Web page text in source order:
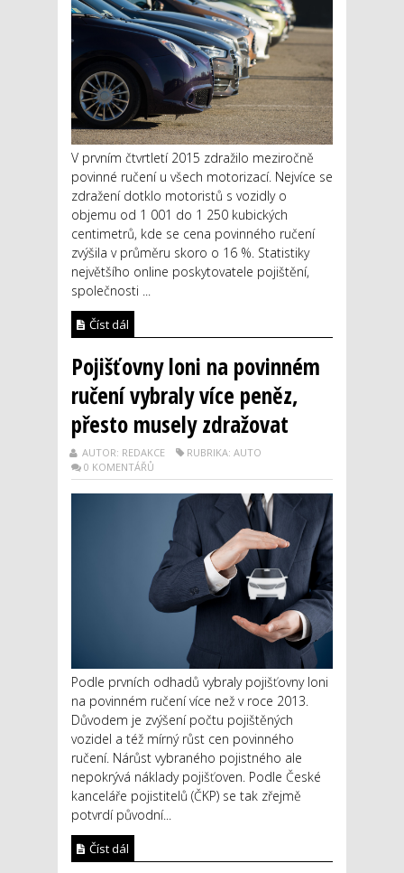
V prvním čtvrtletí 2015 zdražilo meziročně
povinné ručení u všech motorizací. Nejvíce se
zdražení dotklo motoristů s vozidly o
objemu od 1 001 do 1 250 kubických
centimetrů, kde se cena povinného ručení
zvýšila v průměru skoro o 16 %. Statistiky
největšího online poskytovatele pojištění,
společnosti ...
Číst dál
Pojišťovny loni na povinném
ručení vybraly více peněz,
přesto musely zdražovat
AUTOR: REDAKCE
RUBRIKA: AUTO
0 KOMENTÁŘŮ
Podle prvních odhadů vybraly pojišťovny loni
na povinném ručení více než v roce 2013.
Důvodem je zvýšení počtu pojištěných
vozidel a též mírný růst cen povinného
ručení. Nárůst vybraného pojistného ale
nepokrývá náklady pojišťoven. Podle České
kanceláře pojistitelů (ČKP) se tak zřejmě
potvrdí původní...
Číst dál